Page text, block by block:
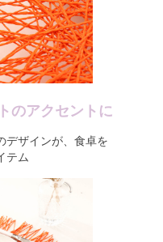
のアクセントに
デザインが、食卓を
テム